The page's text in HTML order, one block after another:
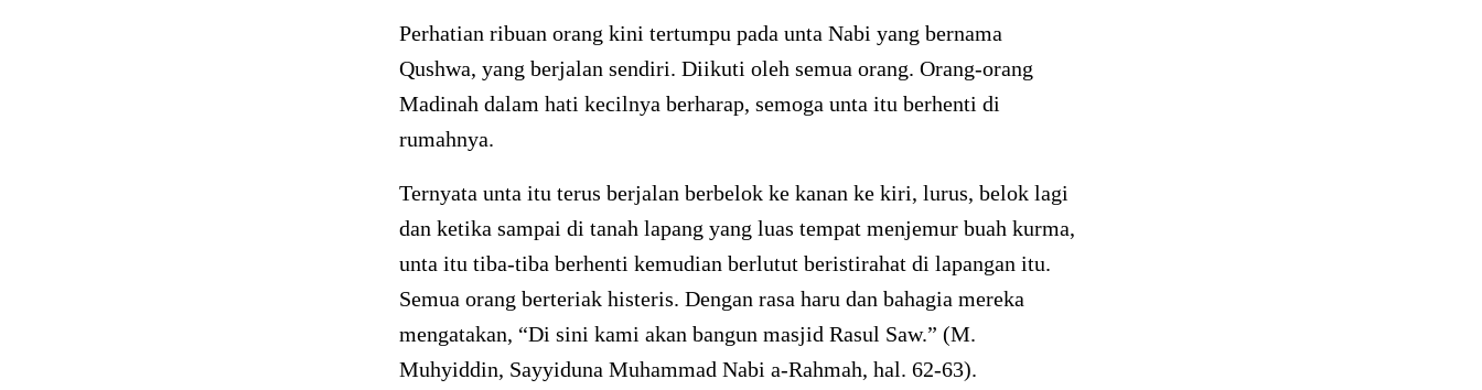
Perhatian ribuan orang kini tertumpu pada unta Nabi yang bernama
Qushwa, yang berjalan sendiri. Diikuti oleh semua orang. Orang-orang
Madinah dalam hati kecilnya berharap, semoga unta itu berhenti di
rumahnya.
Ternyata unta itu terus berjalan berbelok ke kanan ke kiri, lurus, belok lagi
dan ketika sampai di tanah lapang yang luas tempat menjemur buah kurma,
unta itu tiba-tiba berhenti kemudian berlutut beristirahat di lapangan itu.
Semua orang berteriak histeris. Dengan rasa haru dan bahagia mereka
mengatakan, “Di sini kami akan bangun masjid Rasul Saw.” (M.
Muhyiddin, Sayyiduna Muhammad Nabi a-Rahmah, hal. 62-63).